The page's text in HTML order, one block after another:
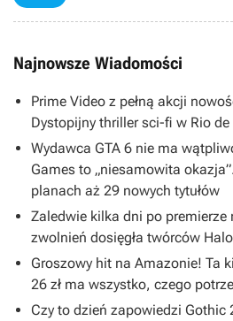
Najnowsze Wiadomości
Prime Video z pełną akcji
Dystopijny thriller sci-fi w Rio
Wydawca GTA 6 nie ma
Games to „niesamowita
planach aż 29 nowych tytułów
Zaledwie kilka dni po premierze
zwolnień dosięgła twórców
Groszowy hit na Amazonie! Ta
26 zł ma wszystko, czego
Czy to dzień zapowiedzi Gothic